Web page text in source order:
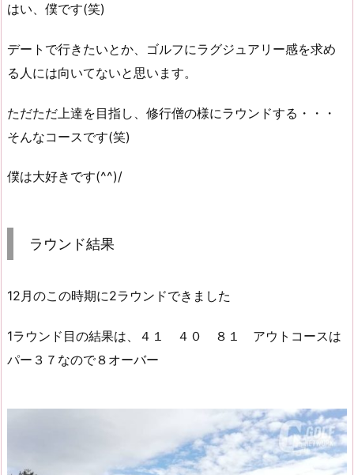
はい、僕です(笑)
デートで行きたいとか、ゴルフにラグジュアリー感を求め
る人には向いてないと思います。
ただただ上達を目指し、修行僧の様にラウンドする・・・
そんなコースです(笑)
僕は大好きです(^^)/
ラウンド結果
12月のこの時期に2ラウンドできました
1ラウンド目の結果は、４１ ４０ ８１ アウトコースは
パー３７なので８オーバー